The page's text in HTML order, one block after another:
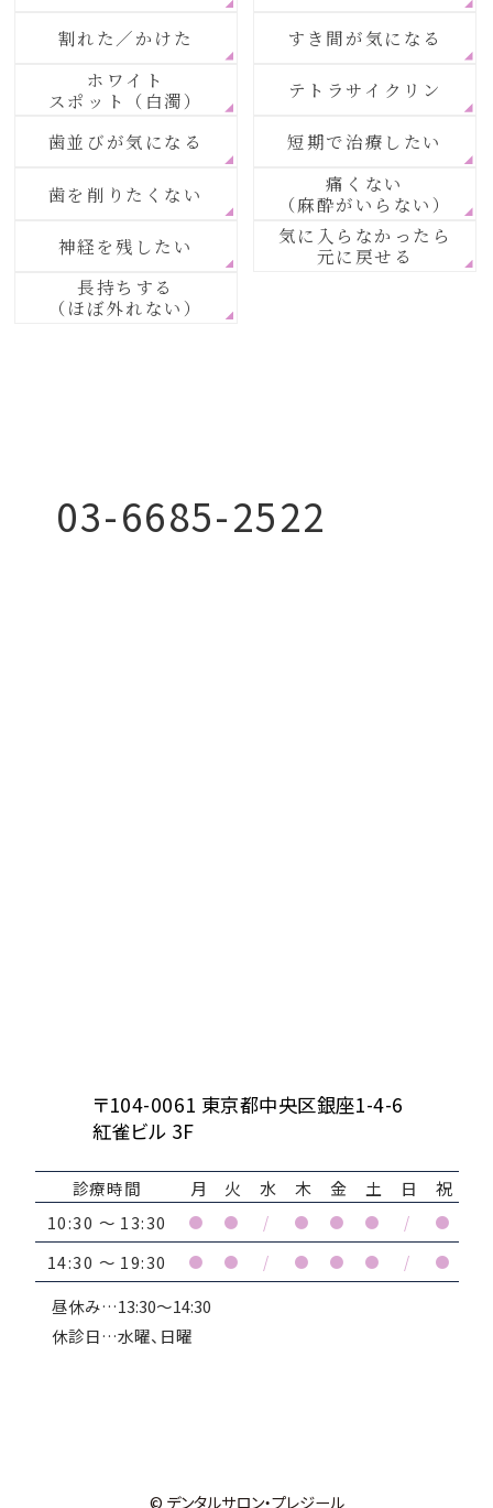
割れた／かけた
すき間が気になる
ホワイト
スポット（白濁）
テトラサイクリン
歯並びが気になる 短期で治療したい
歯を削りたくない
痛くない
（麻酔がいらない）
神経を残したい
気に入らなかったら
元に戻せる
長持ちする
（ほぼ外れない）
03-6685-2522
〒104-0061 東京都中央区銀座1-4-6
紅雀ビル 3F
診療時間 月 火 水 木 金 土 日
祝
10:30 ～ 13:30
● ● / ● ● ● / ●
14:30 ～ 19:30 ● ● / ● ● ● / ●
昼休み…13:30～14:30
休診日…水曜、日曜
© デンタルサロン・プレジール